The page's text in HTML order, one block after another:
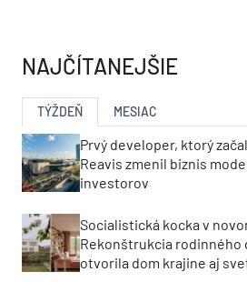
NAJČÍTANEJŠIE
TÝŽDEŇ MESIAC
Prvý developer, ktorý
Reavis zmenil biznis
investorov
Socialistická kocka v
Rekonštrukcia rodinného
otvorila dom krajine aj